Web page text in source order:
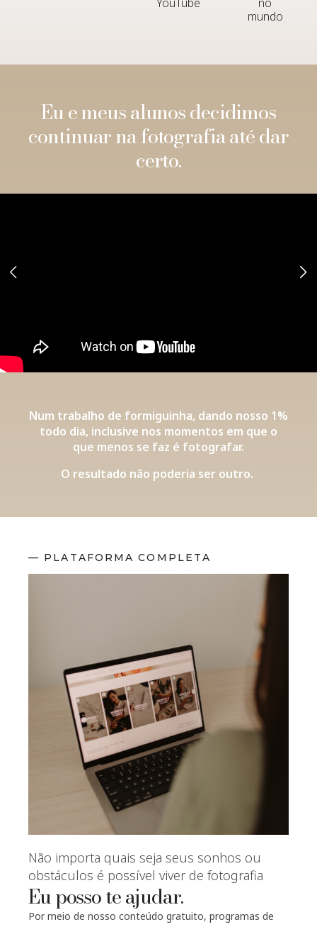
mundo
Eu e meus alunos decidimos
continuar na fotografia até dar
certo.
Num trabalho de formiguinha, dando nosso 1%
todo dia, inclusive nos momentos em que o
que menos se faz é fotografar.
O resultado não poderia ser outro.
Não importa quais seja seus sonhos ou
obstáculos é possível viver de fotografia
Eu posso te ajudar.
Por meio de nosso conteúdo gratuito, programas de
— PLATAFORMA COMPLETA